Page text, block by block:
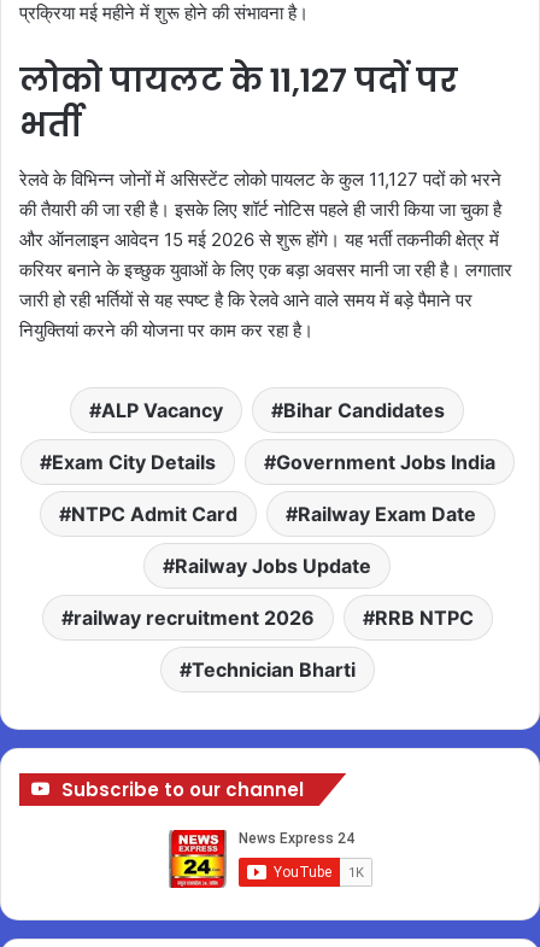
प्रक्रिया मई महीने में शुरू होने की संभावना है।
लोको पायलट के 11,127 पदों पर
भर्ती
रेलवे के विभिन्न जोनों में असिस्टेंट लोको पायलट के कुल 11,127 पदों को भरने
की तैयारी की जा रही है। इसके लिए शॉर्ट नोटिस पहले ही जारी किया जा चुका है
और ऑनलाइन आवेदन 15 मई 2026 से शुरू होंगे। यह भर्ती तकनीकी क्षेत्र में
करियर बनाने के इच्छुक युवाओं के लिए एक बड़ा अवसर मानी जा रही है। लगातार
जारी हो रही भर्तियों से यह स्पष्ट है कि रेलवे आने वाले समय में बड़े पैमाने पर
नियुक्तियां करने की योजना पर काम कर रहा है।
ALP Vacancy Bihar Candidates
Exam City Details Government Jobs India
NTPC Admit Card Railway Exam Date
Railway Jobs Update
railway recruitment 2026 RRB NTPC
Technician Bharti
Subscribe to our channel